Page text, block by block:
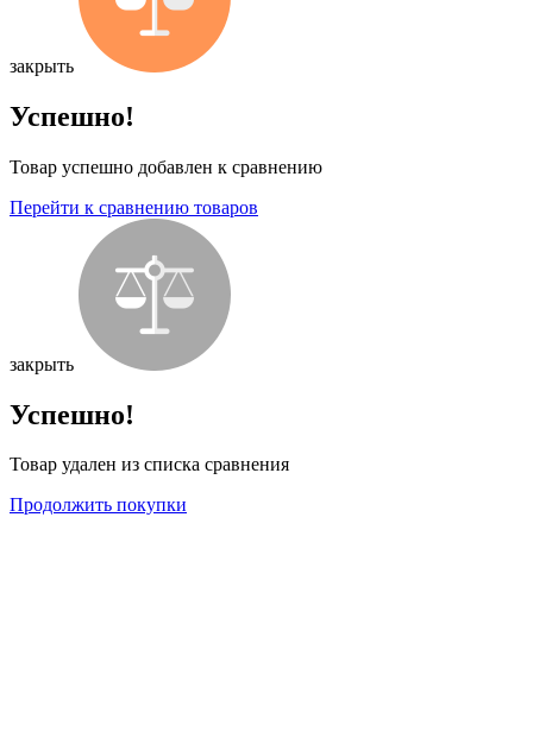
закрыть
Успешно!
Товар успешно добавлен к сравнению
Перейти к сравнению товаров
закрыть
Успешно!
Товар удален из списка сравнения
Продолжить покупки